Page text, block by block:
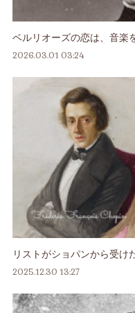
ベルリオーズの恋は、音楽
2026.03.01 03:24
リストがショパンから受け
2025.12.30 13:27